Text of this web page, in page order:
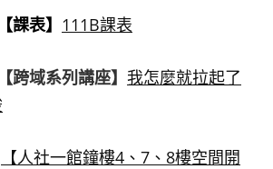
【課表】 111B課表
【跨域系列講座】 我怎麼就拉起了
【人社一館鐘樓4、7、8樓空間開